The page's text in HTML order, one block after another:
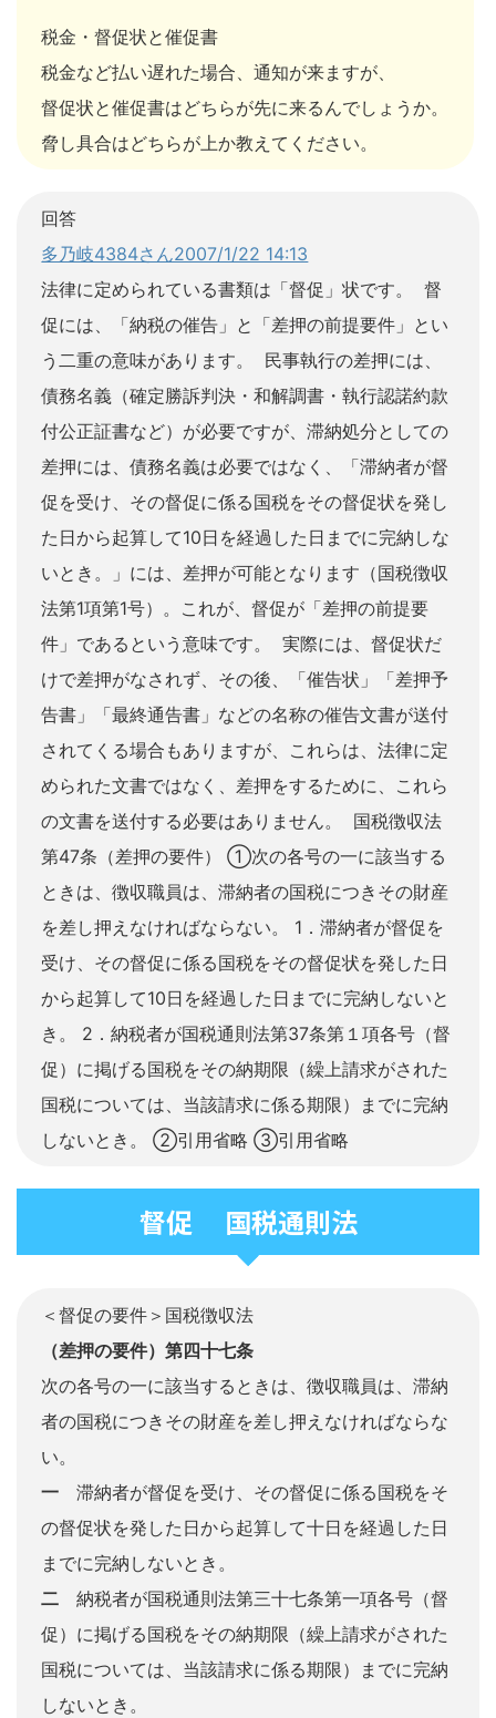
税金・督促状と催促書
税金など払い遅れた場合、通知が来ますが、
督促状と催促書はどちらが先に来るんでしょうか。
脅し具合はどちらが上か教えてください。
回答
多乃岐4384さん2007/1/22 14:13
法律に定められている書類は「督促」状です。 督
促には、「納税の催告」と「差押の前提要件」とい
う二重の意味があります。 民事執行の差押には、
債務名義（確定勝訴判決・和解調書・執行認諾約款
付公正証書など）が必要ですが、滞納処分としての
差押には、債務名義は必要ではなく、「滞納者が督
促を受け、その督促に係る国税をその督促状を発し
た日から起算して10日を経過した日までに完納しな
いとき。」には、差押が可能となります（国税徴収
法第1項第1号）。これが、督促が「差押の前提要
件」であるという意味です。 実際には、督促状だ
けで差押がなされず、その後、「催告状」「差押予
告書」「最終通告書」などの名称の催告文書が送付
されてくる場合もありますが、これらは、法律に定
められた文書ではなく、差押をするために、これら
の文書を送付する必要はありません。 国税徴収法
第47条（差押の要件） ①次の各号の一に該当する
ときは、徴収職員は、滞納者の国税につきその財産
を差し押えなければならない。 1．滞納者が督促を
受け、その督促に係る国税をその督促状を発した日
から起算して10日を経過した日までに完納しないと
き。 2．納税者が国税通則法第37条第１項各号（督
促）に掲げる国税をその納期限（繰上請求がされた
国税については、当該請求に係る期限）までに完納
しないとき。 ②引用省略 ③引用省略
督促 国税通則法
＜督促の要件＞国税徴収法
（差押の要件）第四十七条
次の各号の一に該当するときは、徴収職員は、滞納
者の国税につきその財産を差し押えなければならな
い。
一 滞納者が督促を受け、その督促に係る国税をそ
の督促状を発した日から起算して十日を経過した日
までに完納しないとき。
二 納税者が国税通則法第三十七条第一項各号（督
促）に掲げる国税をその納期限（繰上請求がされた
国税については、当該請求に係る期限）までに完納
しないとき。